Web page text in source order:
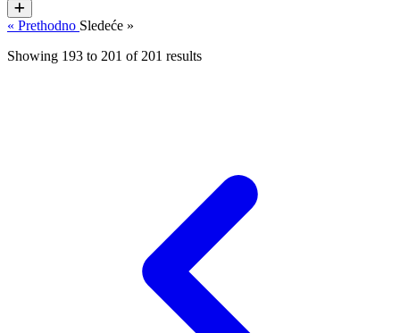
« Prethodno Sledeće »
Showing 193 to 201 of 201 results